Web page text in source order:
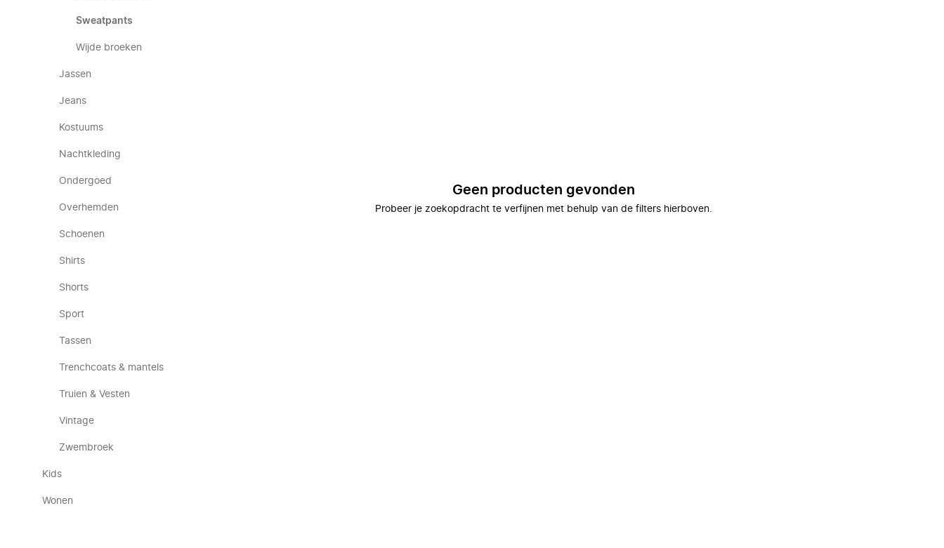
Sweatpants
Wijde broeken
Jassen
Jeans
Kostuums
Nachtkleding
Ondergoed
Overhemden
Schoenen
Shirts
Shorts
Sport
Tassen
Trenchcoats & mantels
Truien & Vesten
Vintage
Zwembroek
Kids
Wonen
Geen producten gevonden
Probeer je zoekopdracht te verfijnen met behulp van de filters hierboven.